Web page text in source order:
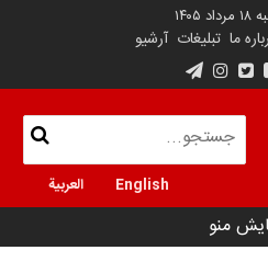
۱۴۰۵
ما تبلیغات آرشیو
English العربية
منو